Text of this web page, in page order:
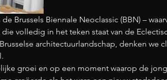
Brussels Biennale Neoclassic (BBN) –
die volledig in het teken staat van de
architectuurlandschap, denken we
groei en op een moment waarop de